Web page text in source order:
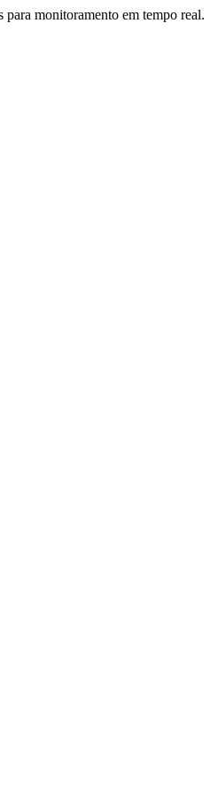
monitoramento em tempo real.